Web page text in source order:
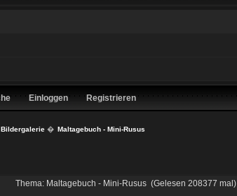
Einloggen Registrieren
Bildergalerie� Maltagebuch - Mini-Rusus
Thema: Maltagebuch - Mini-Rusus (Gelesen 208377 mal)